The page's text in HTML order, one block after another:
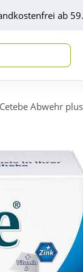
ab
Cetebe Abwehr